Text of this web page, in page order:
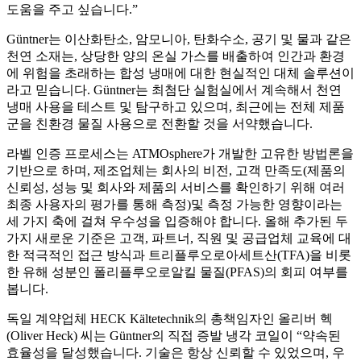
도움을 주고 싶습니다.”
Güntner는 이산화탄소, 암모니아, 탄화수소, 공기 및 물과 같은
천연 소재는, 상당한 양의 온실 가스를 배출하여 인간과 환경
에 위험을 초래하는 합성 냉매에 대한 현실적인 대체 솔루션이
라고 믿습니다. Güntner는 최첨단 실험실에서 계속해서 천연
냉매 사용을 테스트 및 탐구하고 있으며, 최근에는 전체 제품
군을 친환경 물질 사용으로 전환할 것을 서약했습니다.
라벨 인증 프로세스는 ATMOsphere가 개발한 고유한 방법론을
기반으로 하며, 제조업체는 회사의 비전, 고객 만족도(제품의
신뢰성, 성능 및 회사와 제품의 서비스를 확인하기 위해 여러
최종 사용자의 평가를 통해 측정)및 측정 가능한 영향이라는
세 가지 축에 걸쳐 우수성을 입증해야 합니다. 올해 추가된 두
가지 새로운 기준은 고객, 파트너, 직원 및 공급업체 교육에 대
한 적극적인 접근 방식과 트리플루오로아세트산(TFA)을 비롯
한 유해 성분인 폴리플루오로알킬 물질(PFAS)의 회피 여부를
봅니다.
독일 계약업체 HECK Kältetechnik의 총책임자인 올리버 헥
(Oliver Heck) 씨는 Güntner의 직접 증발 냉각 코일이 “약속된
효율성을 달성했습니다. 기술은 항상 신뢰할 수 있었으며, 우